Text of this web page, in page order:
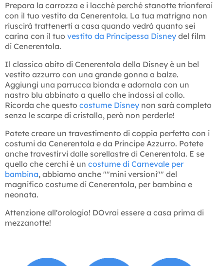
Prepara la carrozza e i lacchè perché stanotte trionferai
con il tuo vestito da Cenerentola. La tua matrigna non
riuscirà trattenerti a casa quando vedrà quanto sei
carina con il tuo vestito da Principessa Disney del film
di Cenerentola.
Il classico abito di Cenerentola della Disney è un bel
vestito azzurro con una grande gonna a balze.
Aggiungi una parrucca bionda e adornala con un
nastro blu abbinato a quello che indossi al collo.
Ricorda che questo costume Disney non sarà completo
senza le scarpe di cristallo, però non perderle!
Potete creare un travestimento di coppia perfetto con i
costumi da Cenerentola e da Principe Azzurro. Potete
anche travestirvi dalle sorellastre di Cenerentola. E se
quello che cerchi è un costume di Carnevale per
bambina, abbiamo anche ""mini versioni"" del
magnifico costume di Cenerentola, per bambina e
neonata.
Attenzione all'orologio! DOvrai essere a casa prima di
mezzanotte!